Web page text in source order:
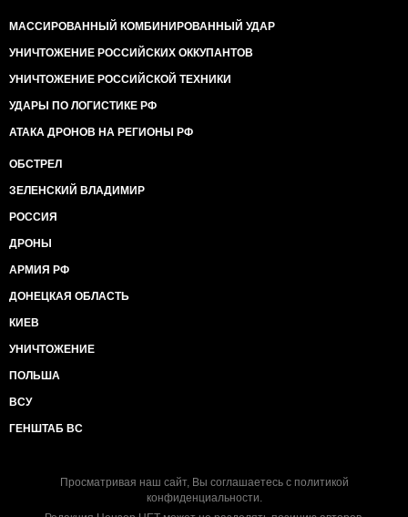
МАССИРОВАННЫЙ КОМБИНИРОВАННЫЙ УДАР
УНИЧТОЖЕНИЕ РОССИЙСКИХ ОККУПАНТОВ
УНИЧТОЖЕНИЕ РОССИЙСКОЙ ТЕХНИКИ
УДАРЫ ПО ЛОГИСТИКЕ РФ
АТАКА ДРОНОВ НА РЕГИОНЫ РФ
ОБСТРЕЛ
ЗЕЛЕНСКИЙ ВЛАДИМИР
РОССИЯ
ДРОНЫ
АРМИЯ РФ
ДОНЕЦКАЯ ОБЛАСТЬ
КИЕВ
УНИЧТОЖЕНИЕ
ПОЛЬША
ВСУ
ГЕНШТАБ ВС
Просматривая наш сайт, Вы соглашаетесь с политикой
конфиденциальности.